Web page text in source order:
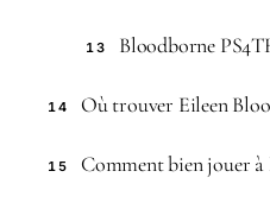
13 Bloodborne
14 Où trouver Eileen
15 Comment bien jouer à